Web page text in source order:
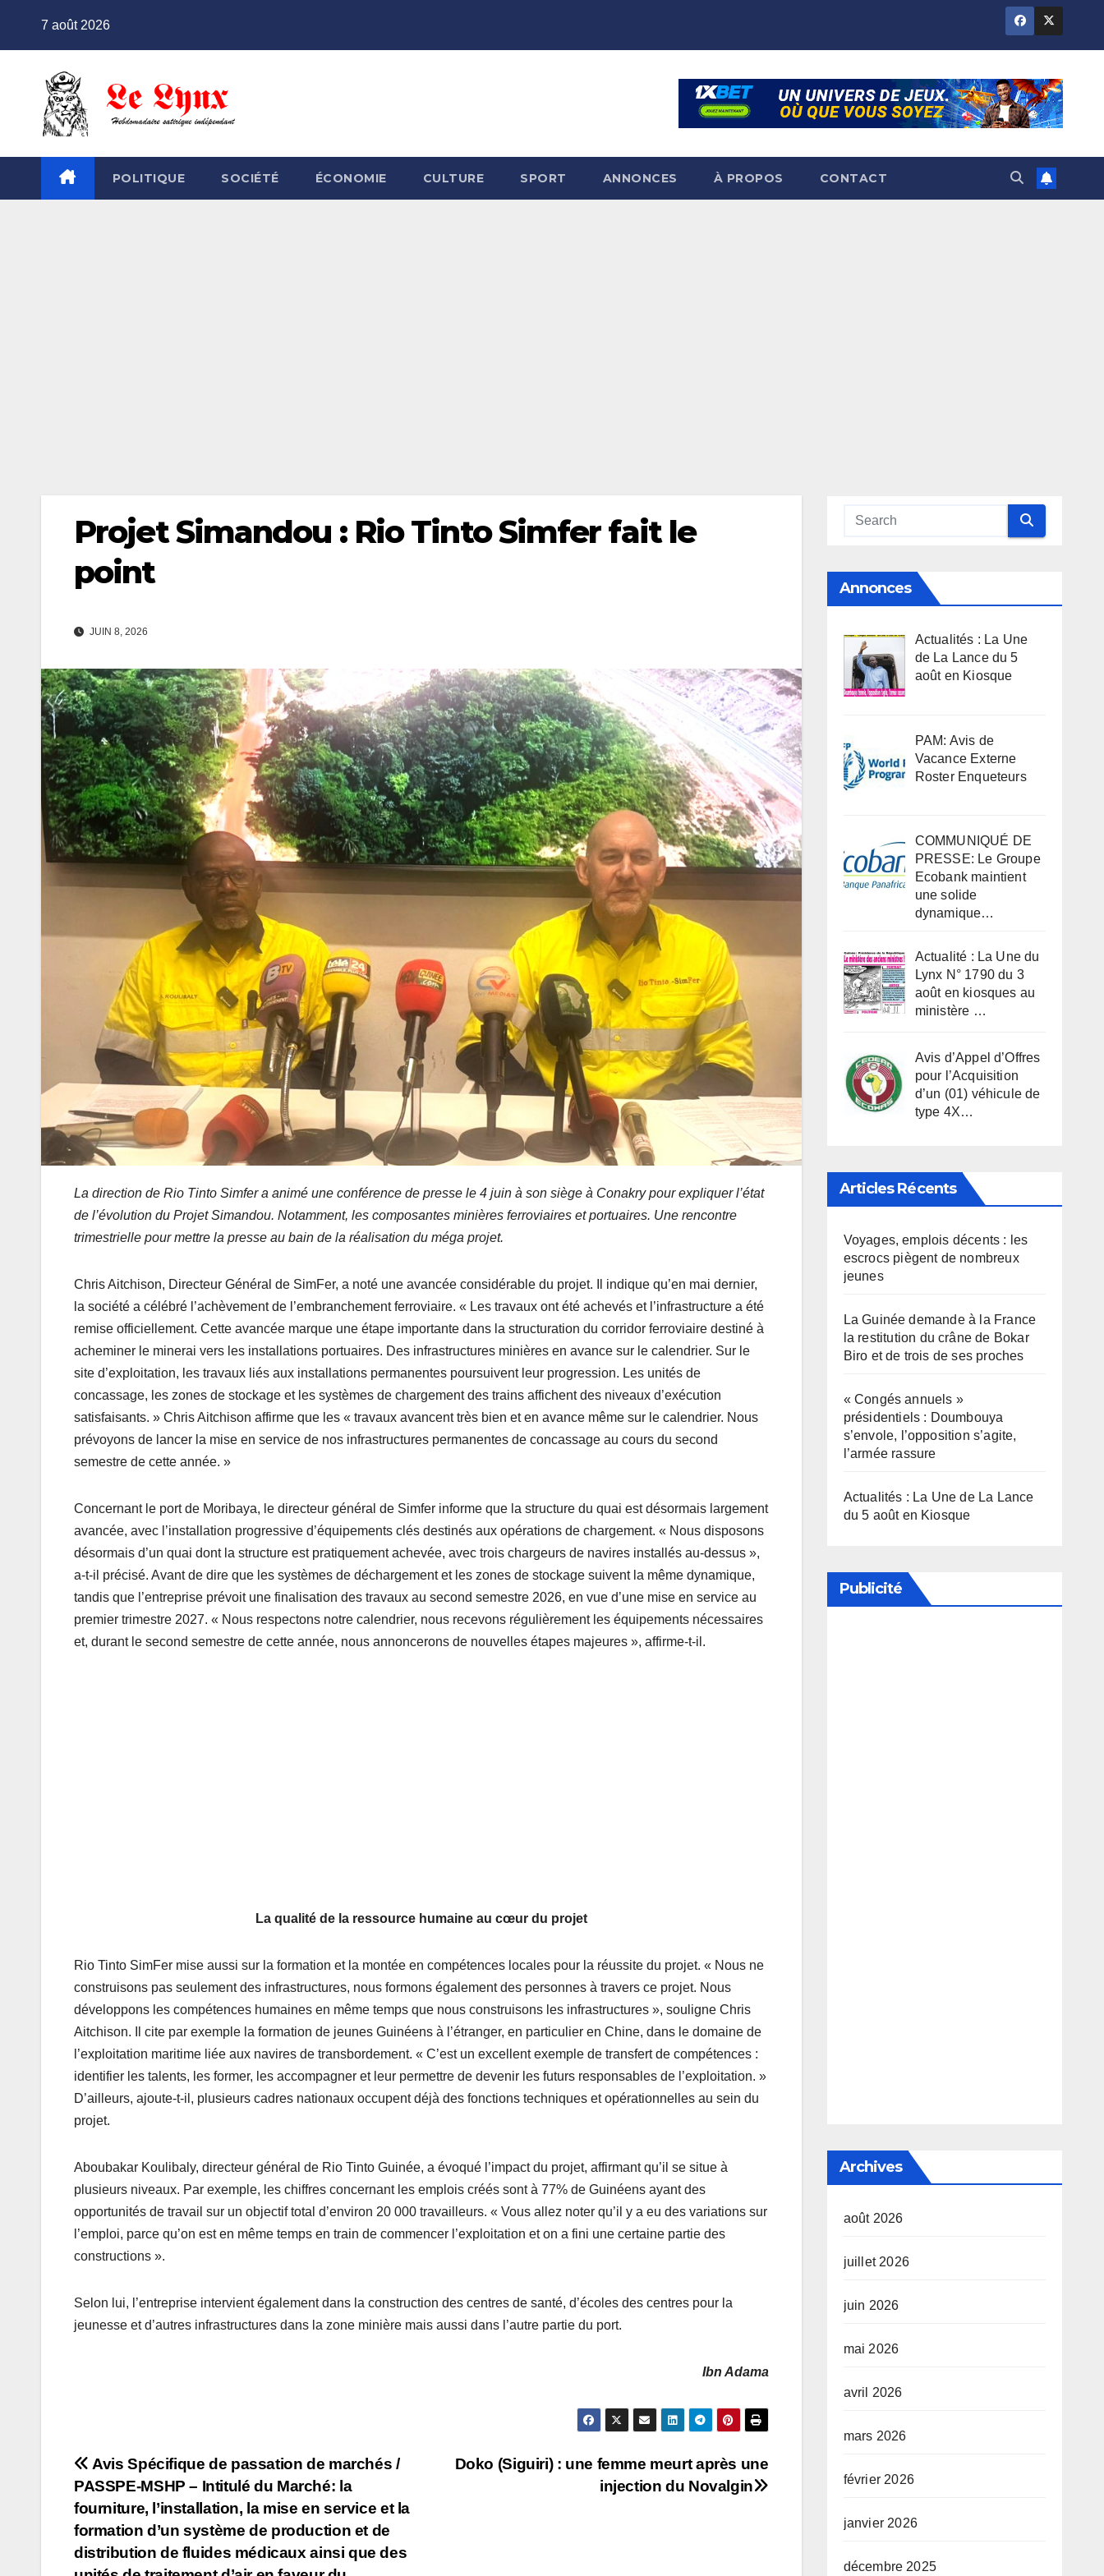
7 août 2026
POLITIQUE SOCIÉTÉ ÉCONOMIE CULTURE SPORT ANNONCES À PROPOS CONTACT
Projet Simandou : Rio Tinto Simfer fait le
point
JUIN 8, 2026
La direction de Rio Tinto Simfer a animé une conférence de presse le 4 juin à son siège à Conakry pour expliquer l’état
de l’évolution du Projet Simandou. Notamment, les composantes minières ferroviaires et portuaires. Une rencontre
trimestrielle pour mettre la presse au bain de la réalisation du méga projet.
Chris Aitchison, Directeur Général de SimFer, a noté une avancée considérable du projet. Il indique qu’en mai dernier,
la société a célébré l’achèvement de l’embranchement ferroviaire. « Les travaux ont été achevés et l’infrastructure a été
remise officiellement. Cette avancée marque une étape importante dans la structuration du corridor ferroviaire destiné à
acheminer le minerai vers les installations portuaires. Des infrastructures minières en avance sur le calendrier. Sur le
site d’exploitation, les travaux liés aux installations permanentes poursuivent leur progression. Les unités de
concassage, les zones de stockage et les systèmes de chargement des trains affichent des niveaux d’exécution
satisfaisants. » Chris Aitchison affirme que les « travaux avancent très bien et en avance même sur le calendrier. Nous
prévoyons de lancer la mise en service de nos infrastructures permanentes de concassage au cours du second
semestre de cette année. »
Concernant le port de Moribaya, le directeur général de Simfer informe que la structure du quai est désormais largement
avancée, avec l’installation progressive d’équipements clés destinés aux opérations de chargement. « Nous disposons
désormais d’un quai dont la structure est pratiquement achevée, avec trois chargeurs de navires installés au-dessus »,
a-t-il précisé. Avant de dire que les systèmes de déchargement et les zones de stockage suivent la même dynamique,
tandis que l’entreprise prévoit une finalisation des travaux au second semestre 2026, en vue d’une mise en service au
premier trimestre 2027. « Nous respectons notre calendrier, nous recevons régulièrement les équipements nécessaires
et, durant le second semestre de cette année, nous annoncerons de nouvelles étapes majeures », affirme-t-il.
La qualité de la ressource humaine au cœur du projet
Rio Tinto SimFer mise aussi sur la formation et la montée en compétences locales pour la réussite du projet. « Nous ne
construisons pas seulement des infrastructures, nous formons également des personnes à travers ce projet. Nous
développons les compétences humaines en même temps que nous construisons les infrastructures », souligne Chris
Aitchison. Il cite par exemple la formation de jeunes Guinéens à l’étranger, en particulier en Chine, dans le domaine de
l’exploitation maritime liée aux navires de transbordement. « C’est un excellent exemple de transfert de compétences :
identifier les talents, les former, les accompagner et leur permettre de devenir les futurs responsables de l’exploitation. »
D’ailleurs, ajoute-t-il, plusieurs cadres nationaux occupent déjà des fonctions techniques et opérationnelles au sein du
projet.
Aboubakar Koulibaly, directeur général de Rio Tinto Guinée, a évoqué l’impact du projet, affirmant qu’il se situe à
plusieurs niveaux. Par exemple, les chiffres concernant les emplois créés sont à 77% de Guinéens ayant des
opportunités de travail sur un objectif total d’environ 20 000 travailleurs. « Vous allez noter qu’il y a eu des variations sur
l’emploi, parce qu’on est en même temps en train de commencer l’exploitation et on a fini une certaine partie des
constructions ».
Selon lui, l’entreprise intervient également dans la construction des centres de santé, d’écoles des centres pour la
jeunesse et d’autres infrastructures dans la zone minière mais aussi dans l’autre partie du port.
Ibn Adama
Navigation
de
l’article
Doko (Siguiri) : une femme meurt après une
injection du Novalgin
Avis Spécifique de passation de marchés /
PASSPE-MSHP – Intitulé du Marché: la
fourniture, l’installation, la mise en service et la
formation d’un système de production et de
distribution de fluides médicaux ainsi que des
Annonces
Actualités : La Une
de La Lance du 5
août en Kiosque
PAM: Avis de
Vacance Externe
Roster Enqueteurs
COMMUNIQUÉ DE
PRESSE: Le Groupe
Ecobank maintient
une solide
dynamique…
Actualité : La Une du
Lynx N° 1790 du 3
août en kiosques au
ministère …
Avis d’Appel d’Offres
pour l’Acquisition
d’un (01) véhicule de
type 4X…
Articles Récents
Voyages, emplois décents : les
escrocs piègent de nombreux
jeunes
La Guinée demande à la France
la restitution du crâne de Bokar
Biro et de trois de ses proches
« Congés annuels »
présidentiels : Doumbouya
s’envole, l’opposition s’agite,
l’armée rassure
Actualités : La Une de La Lance
du 5 août en Kiosque
Publicité
Archives
août 2026
juillet 2026
juin 2026
mai 2026
avril 2026
mars 2026
février 2026
janvier 2026
décembre 2025